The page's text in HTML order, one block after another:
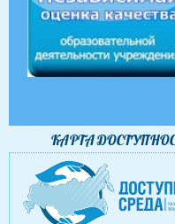
КАРТА